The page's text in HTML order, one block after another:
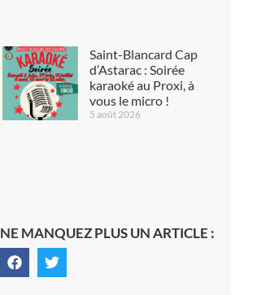
Saint-Blancard Cap
d’Astarac : Soirée
karaoké au Proxi, à
vous le micro !
5 août 2026
NE MANQUEZ PLUS UN ARTICLE :